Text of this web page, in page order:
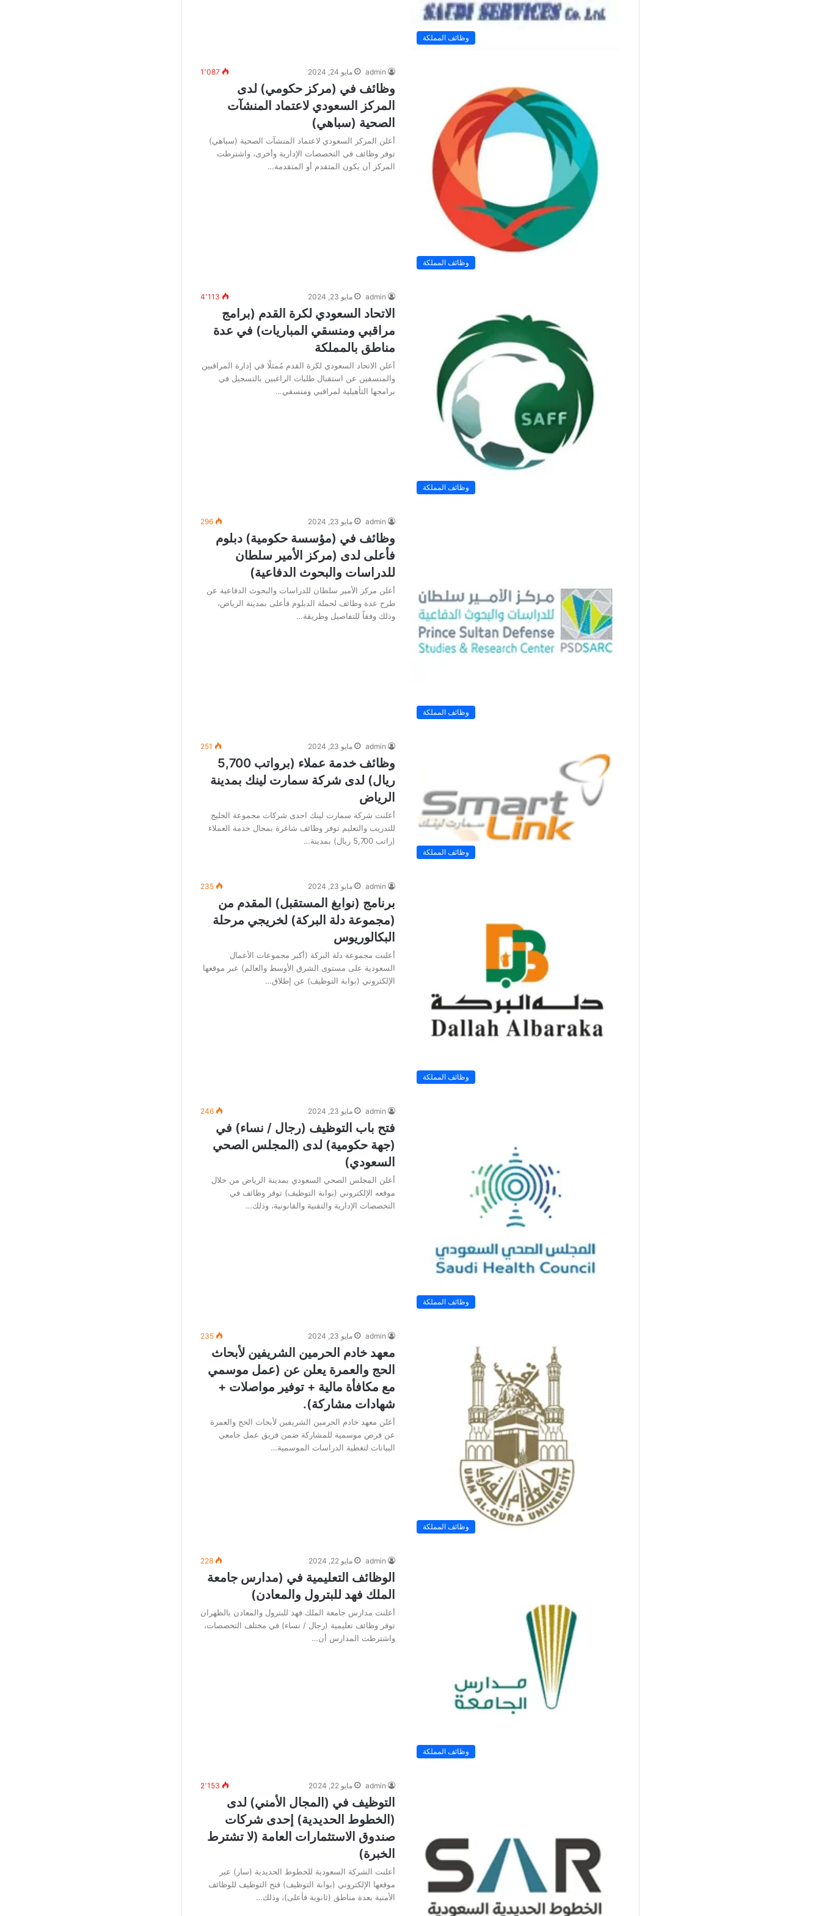
وظائف المملكة
وظائف المملكة
admin مايو 24, 2024 1٬087
وظائف في (مركز حكومي) لدى
المركز السعودي لاعتماد المنشآت
الصحية (سباهي)
أعلن المركز السعودي لاعتماد المنشآت الصحية (سباهي)
توفر وظائف في التخصصات الإدارية وأخرى، واشترطت
المركز أن يكون المتقدم أو المتقدمة…
وظائف المملكة
admin مايو 23, 2024 4٬113
الاتحاد السعودي لكرة القدم (برامج
مراقبي ومنسقي المباريات) في عدة
مناطق بالمملكة
أعلن الاتحاد السعودي لكرة القدم مُمثلًا في إدارة المراقبين
والمنسقين عن استقبال طلبات الراغبين بالتسجيل في
برامجها التأهيلية لمراقبي ومنسقي…
وظائف المملكة
admin مايو 23, 2024 296
وظائف في (مؤسسة حكومية) دبلوم
فأعلى لدى (مركز الأمير سلطان
للدراسات والبحوث الدفاعية)
أعلن مركز الأمير سلطان للدراسات والبحوث الدفاعية عن
طرح عدة وظائف لحملة الدبلوم فأعلى بمدينة الرياض،
وذلك وفقاً للتفاصيل وطريقة…
وظائف المملكة
admin مايو 23, 2024 251
وظائف خدمة عملاء (برواتب 5,700
ريال) لدى شركة سمارت لينك بمدينة
الرياض
أعلنت شركة سمارت لينك احدى شركات مجموعة الخليج
للتدريب والتعليم توفر وظائف شاغرة بمجال خدمة العملاء
(راتب 5,700 ريال) بمدينة…
وظائف المملكة
admin مايو 23, 2024 235
برنامج (نوابغ المستقبل) المقدم من
(مجموعة دلة البركة) لخريجي مرحلة
البكالوريوس
أعلنت مجموعة دلة البركة (أكبر مجموعات الأعمال
السعودية على مستوى الشرق الأوسط والعالم) عبر موقعها
الإلكتروني (بوابة التوظيف) عن إطلاق…
وظائف المملكة
admin مايو 23, 2024 246
فتح باب التوظيف (رجال / نساء) في
(جهة حكومية) لدى (المجلس الصحي
السعودي)
أعلن المجلس الصحي السعودي بمدينة الرياض من خلال
موقعه الإلكتروني (بوابة التوظيف) توفر وظائف في
التخصصات الإدارية والتقنية والقانونية، وذلك…
وظائف المملكة
admin مايو 23, 2024 235
معهد خادم الحرمين الشريفين لأبحاث
الحج والعمرة يعلن عن (عمل موسمي
مع مكافأة مالية + توفير مواصلات +
شهادات مشاركة).
أعلن معهد خادم الحرمين الشريفين لأبحاث الحج والعمرة
عن فرص موسمية للمشاركة ضمن فريق عمل جامعي
البيانات لتغطية الدراسات الموسمية…
وظائف المملكة
admin مايو 22, 2024 228
الوظائف التعليمية في (مدارس جامعة
الملك فهد للبترول والمعادن)
أعلنت مدارس جامعة الملك فهد للبترول والمعادن بالظهران
توفر وظائف تعليمية (رجال / نساء) في مختلف التخصصات،
واشترطت المدارس أن…
admin مايو 22, 2024 2٬153
التوظيف في (المجال الأمني) لدى
(الخطوط الحديدية) إحدى شركات
صندوق الاستثمارات العامة (لا تشترط
الخبرة)
أعلنت الشركة السعودية للخطوط الحديدية (سار) عبر
موقعها الإلكتروني (بوابة التوظيف) فتح التوظيف للوظائف
الأمنية بعدة مناطق (ثانوية فأعلى)، وذلك…